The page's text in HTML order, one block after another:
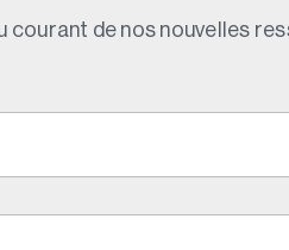
courant de nos nouvelles